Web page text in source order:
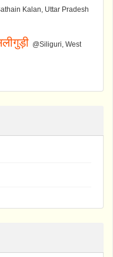
Kalan, Uttar Pradesh
@Siliguri, West